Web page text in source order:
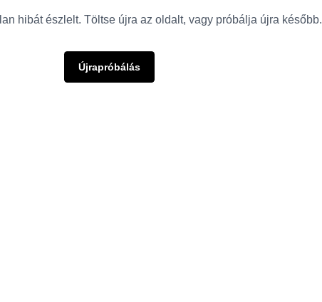
hibát észlelt. Töltse újra az oldalt, vagy próbálja újra később.
Újrapróbálás